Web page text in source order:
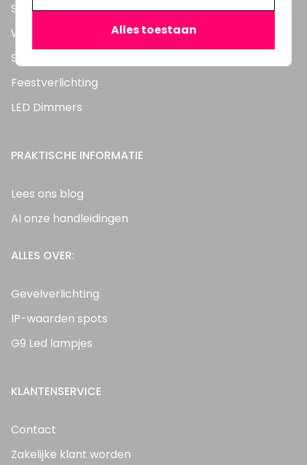
Straatlampen
Wandlampen
Solar verlichting
Feestverlichting
LED Dimmers
PRAKTISCHE INFORMATIE
Lees ons blog
Al onze handleidingen
ALLES OVER:
Gevelverlichting
IP-waarden spots
G9 Led lampjes
KLANTENSERVICE
Contact
Zakelijke klant worden
Alles toestaan